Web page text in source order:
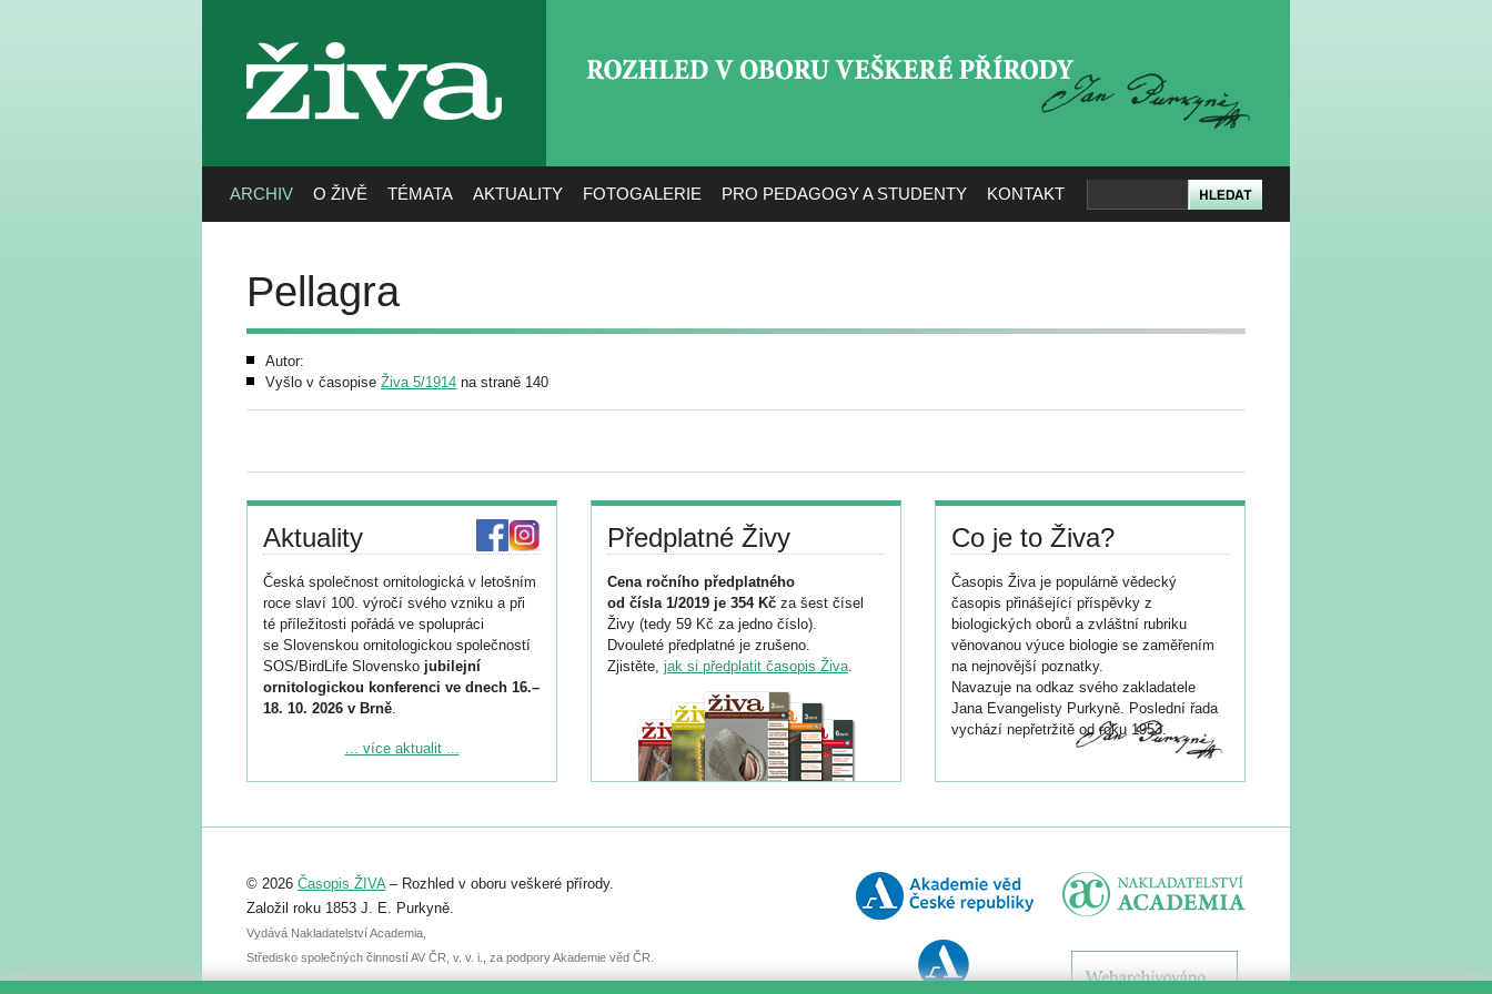
živa
ARCHIV O ŽIVĚ TÉMATA AKTUALITY FOTOGALERIE PRO PEDAGOGY A STUDENTY KONTAKT
Pellagra
Autor:
Vyšlo v časopise Živa 5/1914 na straně 140
Aktuality
Česká společnost ornitologická v letošním
roce slaví 100. výročí svého vzniku a při
té příležitosti pořádá ve spolupráci
se Slovenskou ornitologickou společností
SOS/BirdLife Slovensko jubilejní
ornitologickou konferenci ve dnech 16.–
18. 10. 2026 v Brně.
Podrobnější informace ke konferenci
Registrovat se můžete do 6. září.
abstraktu přihlášené přednášky nebo
posteru je už 30. června.
... více aktualit ...
Předplatné Živy
Cena ročního předplatného
od čísla 1/2019 je 354 Kč za šest čísel
Živy (tedy 59 Kč za jedno číslo).
Dvouleté předplatné je zrušeno.
Zjistěte, jak si předplatit časopis Živa.
Co je to Živa?
Časopis Živa je populárně vědecký
časopis přinášející příspěvky z
biologických oborů a zvláštní rubriku
věnovanou výuce biologie se zaměřením
na nejnovější poznatky.
Navazuje na odkaz svého zakladatele
Jana Evangelisty Purkyně. Poslední řada
vychází nepřetržitě od roku 1953.
© 2026 Časopis ŽIVA– Rozhled v oboru veškeré přírody.
Založil roku 1853 J. E. Purkyně.
Vydává Nakladatelství Academia,
Středisko společných činností AV ČR, v. v. i., za podpory Akademie věd ČR.